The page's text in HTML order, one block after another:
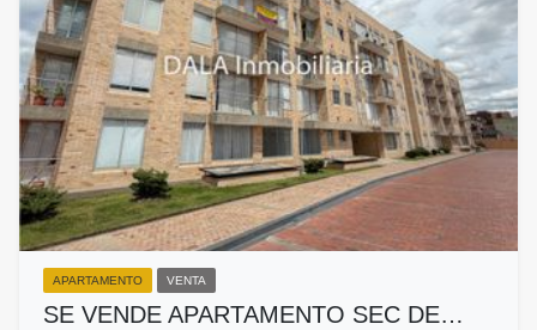
APARTAMENTO VENTA
SE VENDE APARTAMENTO SEC DE…